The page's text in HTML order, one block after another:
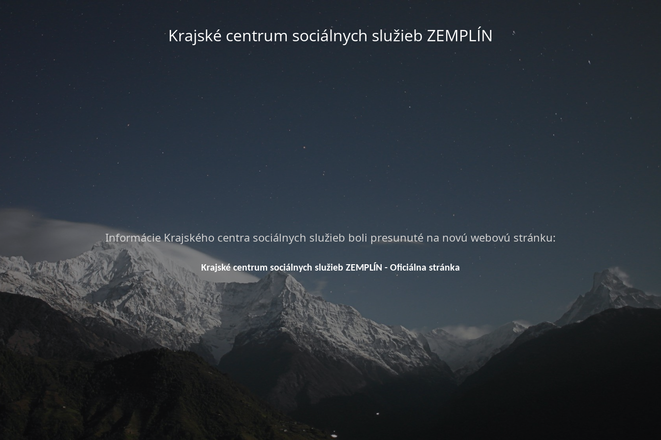
Krajské centrum sociálnych služieb ZEMPLÍN
Informácie Krajského centra sociálnych služieb boli presunuté na novú webovú stránku:
Krajské centrum sociálnych služieb ZEMPLÍN - Oficiálna stránka